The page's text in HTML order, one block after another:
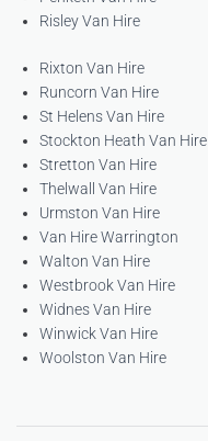
Risley Van Hire
Rixton Van Hire
Runcorn Van Hire
St Helens Van Hire
Stockton Heath Van Hire
Stretton Van Hire
Thelwall Van Hire
Urmston Van Hire
Van Hire Warrington
Walton Van Hire
Westbrook Van Hire
Widnes Van Hire
Winwick Van Hire
Woolston Van Hire